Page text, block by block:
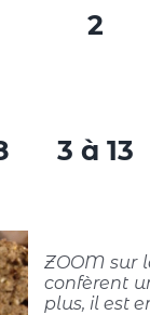
2
3 à 13
ZOOM sur
confèrent
plus, il est